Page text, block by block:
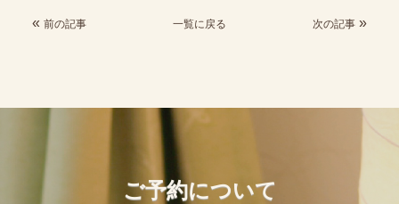
«前の記事 一覧に戻る 次の記事»
ご予約について